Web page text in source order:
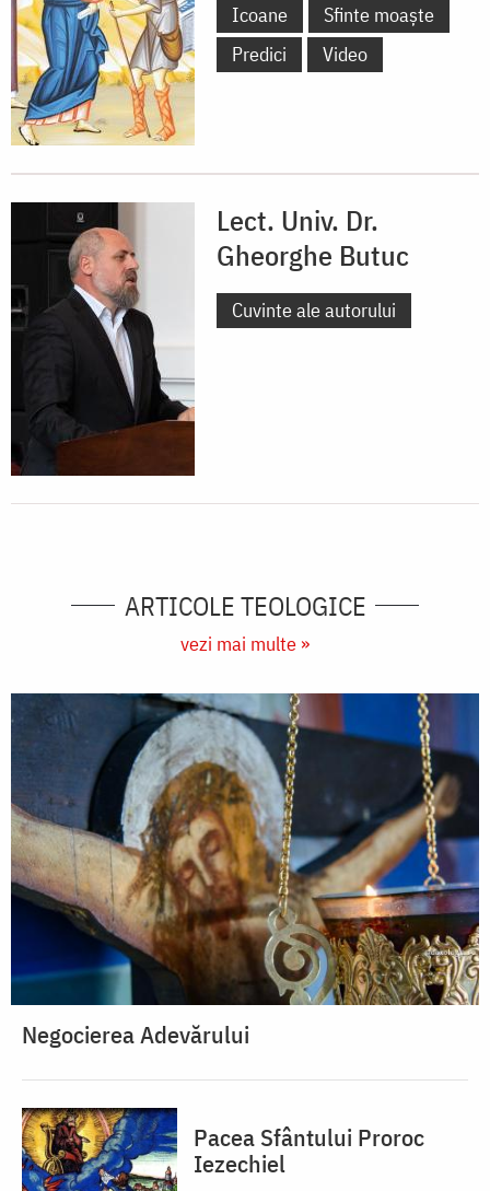
Icoane
Sfinte moaște
Predici
Video
Lect. Univ. Dr.
Gheorghe Butuc
Cuvinte ale autorului
ARTICOLE TEOLOGICE
vezi mai multe »
Negocierea Adevărului
Pacea Sfântului Proroc
Iezechiel